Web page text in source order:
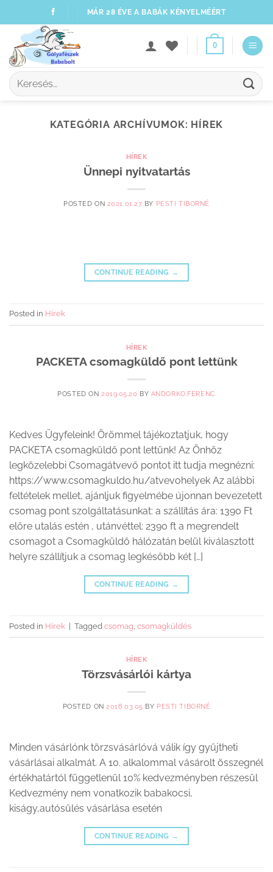
to
content
MÁR 28 ÉVE A BABÁK KÉNYELMÉÉRT
0
Keresés
a
KATEGÓRIA ARCHÍVUMOK: HÍREK
HÍREK
Ünnepi nyitvatartás
POSTED ON 2021.01.27 BY PESTI TIBORNÉ
CONTINUE READING →
Posted in Hírek
HÍREK
PACKETA csomagküldő pont lettünk
POSTED ON 2019.05.20 BY ANDORKO.FERENC
Kedves Ügyfeleink! Örömmel tájékoztatjuk, hogy
PACKETA csomagküldő pont lettünk! Az Önhöz
legközelebbi Csomagátvevő pontot itt tudja megnézni:
https://www.csomagkuldo.hu/atvevohelyek Az alábbi
feltételek mellet, ajánljuk figyelmébe újonnan bevezetett
csomag pont szolgáltatásunkat: a szállítás ára: 1390 Ft
előre utalás estén , utánvéttel: 2390 ft a megrendelt
csomagot a Csomagküldő hálózatán belül kiválasztott
helyre szállítjuk a csomag legkésőbb két […]
CONTINUE READING →
Posted in Hírek | Tagged csomag csomagküldés
HÍREK
Törzsvásárlói kártya
POSTED ON2018.03.05 BY PESTI TIBORNÉ
Minden vásárlónk törzsvásárlóvá válik így gyűjtheti
vásárlásai alkalmát. A 10. alkalommal vásárolt összegnél
értékhatártól függetlenül 10% kedvezményben részesül
Kedvezmény nem vonatkozik babakocsi,
kiságy,autósülés vásárlása esetén
CONTINUE READING →